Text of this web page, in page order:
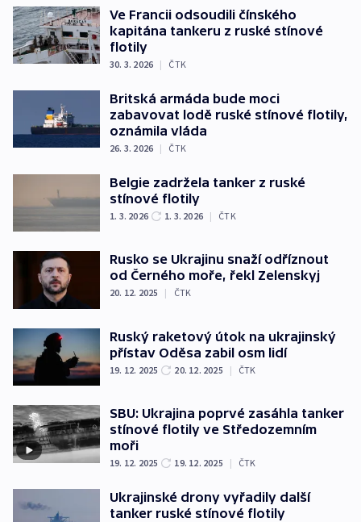
Ve Francii odsoudili čínského
kapitána tankeru z ruské stínové
flotily
30. 3. 2026 | ČTK
Britská armáda bude moci
zabavovat lodě ruské stínové flotily,
oznámila vláda
26. 3. 2026 | ČTK
Belgie zadržela tanker z ruské
stínové flotily
1. 3. 2026 1. 3. 2026 | ČTK
Rusko se Ukrajinu snaží odříznout
od Černého moře, řekl Zelenskyj
20. 12. 2025 | ČTK
Ruský raketový útok na ukrajinský
přístav Oděsa zabil osm lidí
19. 12. 2025 20. 12. 2025 | ČTK
SBU: Ukrajina poprvé zasáhla tanker
stínové flotily ve Středozemním
moři
19. 12. 2025 19. 12. 2025 | ČTK
Ukrajinské drony vyřadily další
tanker ruské stínové flotily